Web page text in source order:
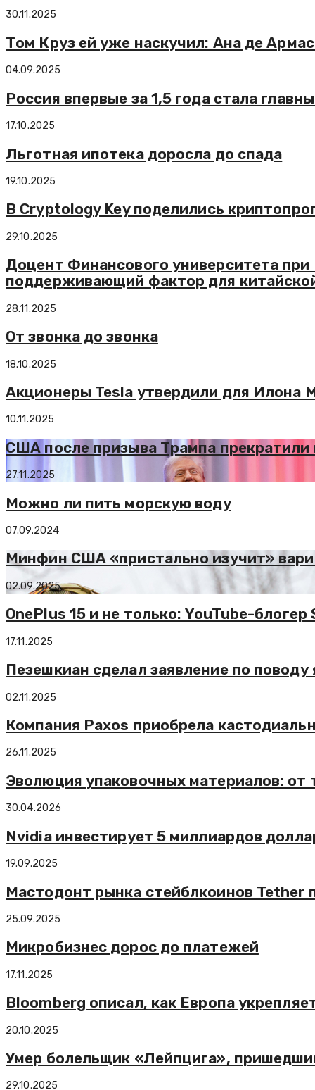
30.11.2025
Том Круз ей уже наскучил: Ана де
04.09.2025
Россия впервые за 1,5 года стала
17.10.2025
Льготная ипотека доросла до спада
19.10.2025
В Cryptology Key поделились
29.10.2025
Доцент Финансового университета
поддерживающий фактор для
28.11.2025
От звонка до звонка
18.10.2025
Акционеры Tesla утвердили для Илона
10.11.2025
США после призыва Трампа прекратили
27.11.2025
Можно ли пить морскую воду
07.09.2024
Минфин США «пристально изучит»
02.09.2025
OnePlus 15 и не только: YouTube-
17.11.2025
Пезешкиан сделал заявление по
02.11.2025
Компания Paxos приобрела
26.11.2025
Эволюция упаковочных материалов:
30.04.2026
Nvidia инвестирует 5 миллиардов
19.09.2025
Мастодонт рынка стейблкоинов Tether
25.09.2025
Микробизнес дорос до платежей
17.11.2025
Bloomberg описал, как Европа
20.10.2025
Умер болельщик «Лейпцига»,
29.10.2025